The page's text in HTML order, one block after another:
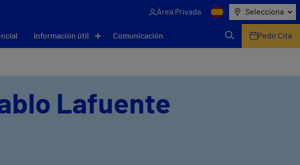
Área Privada Selecciona
Información útil Comunicación Pedir Cita
Lafuente